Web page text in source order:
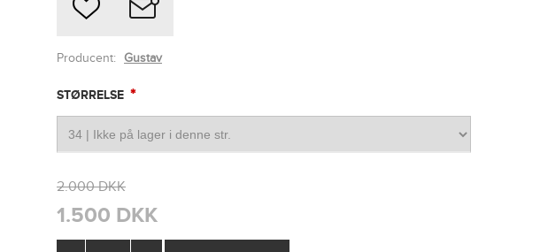
Producent: Gustav
STØRRELSE *
2.000 DKK
1.500 DKK